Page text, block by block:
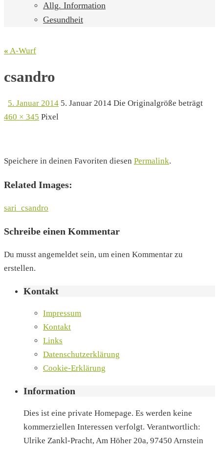
Allg. Information
Gesundheit
« A-Wurf
csandro
5. Januar 2014 5. Januar 2014 Die Originalgröße beträgt
460 × 345 Pixel
Speichere in deinen Favoriten diesen Permalink.
Related Images:
sari_csandro
Schreibe einen Kommentar
Du musst angemeldet sein, um einen Kommentar zu
erstellen.
Kontakt
Impressum
Kontakt
Links
Datenschutzerklärung
Cookie-Erklärung
Information
Dies ist eine private Homepage. Es werden keine
kommerziellen Interessen verfolgt. Verantwortlich:
Ulrike Zankl-Pracht, Am Höher 20a, 97450 Arnstein